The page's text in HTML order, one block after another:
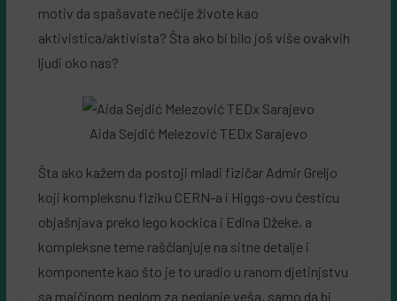
motiv da spašavate nečije živote kao
aktivistica/aktivista? Šta ako bi bilo još više ovakvih
ljudi oko nas?
Aida Sejdić Melezović TEDx Sarajevo
Šta ako kažem da postoji mladi fizičar Admir Greljo
koji kompleksnu fiziku CERN-a i Higgs-ovu česticu
objašnjava preko lego kockica i Edina Džeke, a
kompleksne teme raščlanjuje na sitne detalje i
komponente kao što je to uradio u ranom djetinjstvu
sa majčinom peglom za peglanje veša, samo da bi